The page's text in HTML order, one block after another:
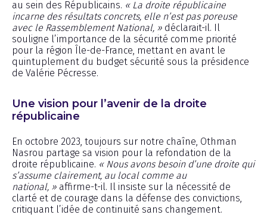
au sein des Républicains. « La droite républicaine
incarne des résultats concrets, elle n’est pas poreuse
avec le Rassemblement National, » déclarait-il. Il
souligne l’importance de la sécurité comme priorité
pour la région Île-de-France, mettant en avant le
quintuplement du budget sécurité sous la présidence
de Valérie Pécresse.
Une vision pour l’avenir de la droite
républicaine
En octobre 2023, toujours sur notre chaîne, Othman
Nasrou partage sa vision pour la refondation de la
droite républicaine. « Nous avons besoin d’une droite qui
s’assume clairement, au local comme au
national, » affirme-t-il. Il insiste sur la nécessité de
clarté et de courage dans la défense des convictions,
critiquant l’idée de continuité sans changement.